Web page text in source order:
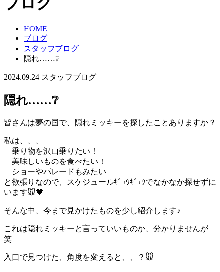
HOME
ブログ
スタッフブログ
隠れ……❔
2024.09.24 スタッフブログ
隠れ……❔
皆さんは夢の国で、隠れミッキーを探したことありますか？
私は、、、
乗り物を沢山乗りたい！
美味しいものを食べたい！
ショーやパレードもみたい！
と欲張りなので、スケジュールｷﾞｭｳｷﾞｭｳでなかなか探せずに
います🐭🖤
そんな中、今まで見かけたものを少し紹介します♪
これは隠れミッキーと言っていいものか、分かりませんが
笑
入口で見つけた、角度を変えると、、？🐭